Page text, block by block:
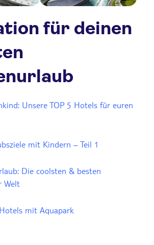
für deinen
Unsere TOP 5 Hotels für euren
mit Kindern – Teil 1
Die coolsten & besten
Welt
mit Aquapark